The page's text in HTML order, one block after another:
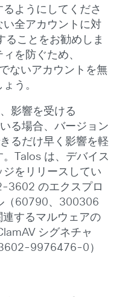
ようにしてくださ
全アカウントに対
ることをお勧めしま
を防ぐため、
ないアカウントを無
う。
影響を受ける
る場合、バージョン
るだけ早く影響を軽
Talos は、デバイス
をリリースしてい
3602 のエクスプロ
（60790、300306
するマルウェアの
シグネチャ
9976476-0）